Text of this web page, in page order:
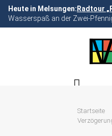
Heute in Melsungen: Radtour
Wasserspaß an der Zwei-
Startseite